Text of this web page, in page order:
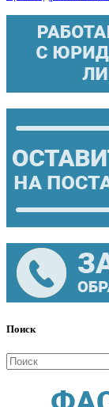
Поиск
Поиск
для: